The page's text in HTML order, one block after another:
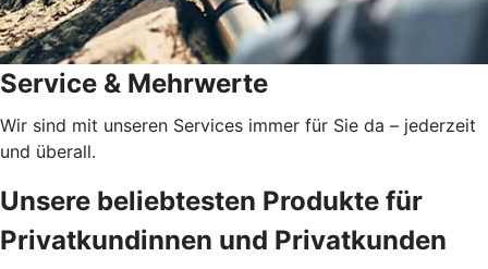
Service & Mehrwerte
Wir sind mit unseren Services immer für Sie da – jederzeit
und überall.
Unsere beliebtesten Produkte für
Privatkundinnen und Privatkunden